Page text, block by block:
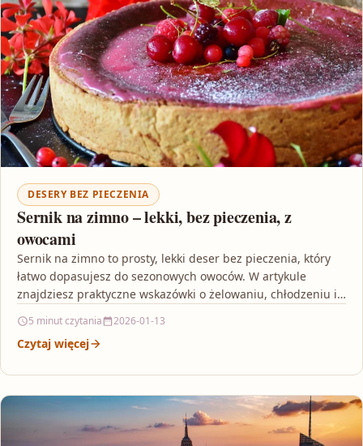
DESERY BEZ PIECZENIA
Sernik na zimno – lekki, bez pieczenia, z
owocami
Sernik na zimno to prosty, lekki deser bez pieczenia, który
łatwo dopasujesz do sezonowych owoców. W artykule
znajdziesz praktyczne wskazówki o żelowaniu, chłodzeniu i…
5 minut czytania 2026-01-13
Czytaj więcej